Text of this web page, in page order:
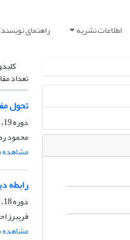
اطلاعات نشریه راهنمای
تعداد
تحول
دوره 19، شماره 73، زمستان 1404، صفحه
محمود
مشاهده
رابطه
دوره 18، شماره 69، زمستان 1403، صفحه
فریبرز
مشاهده